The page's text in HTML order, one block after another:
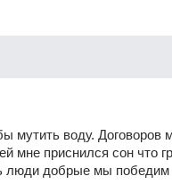
мутить воду. Договоров
мне приснился сон что
люди добрые мы победим